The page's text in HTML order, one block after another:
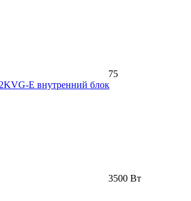
75
E внутренний блок
3500 Вт